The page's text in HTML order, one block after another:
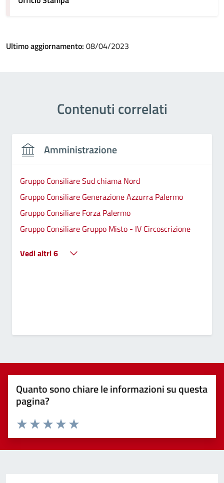
Ultimo aggiornamento: 08/04/2023
Contenuti correlati
Amministrazione
Gruppo Consiliare Sud chiama Nord
Gruppo Consiliare Generazione Azzurra Palermo
Gruppo Consiliare Forza Palermo
Gruppo Consiliare Gruppo Misto - IV Circoscrizione
Vedi altri 6
Quanto sono chiare le informazioni su questa
pagina?
Valuta 5 stelle su 5
Valuta 4 stelle su 5
Valuta 3 stelle su 5
Valuta 2 stelle su 5
Valuta 1 stelle su 5